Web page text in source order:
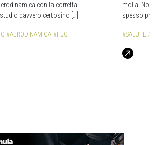
con la corretta
davvero certosino […]
#AERODINAMICA #HJC
molla. Non
spesso
#SALUTE